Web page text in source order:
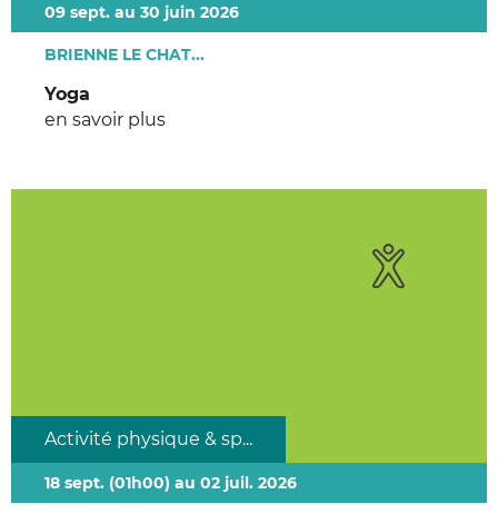
09 sept. au 30 juin 2026
BRIENNE LE CHAT...
Yoga
en savoir plus
Activité physique & sp...
18 sept. (01h00) au 02 juil. 2026